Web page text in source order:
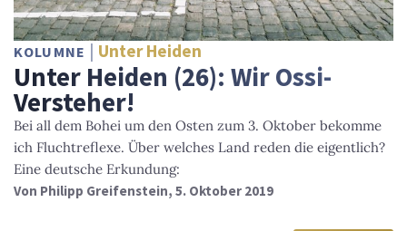
KOLUMNE Unter Heiden
Unter Heiden (26): Wir Ossi-
Versteher!
Bei all dem Bohei um den Osten zum 3. Oktober bekomme
ich Fluchtreflexe. Über welches Land reden die eigentlich?
Eine deutsche Erkundung:
Von Philipp Greifenstein, 5. Oktober 2019